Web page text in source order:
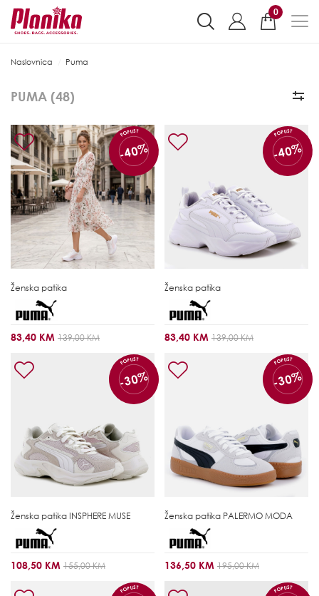
0
Naslovnica Puma
PUMA (48)
POPUST
-40%
Ženska patika
83,40 KM 139,00 KM
POPUST
-40%
Ženska patika
83,40 KM 139,00 KM
POPUST
-30%
Ženska patika INSPHERE MUSE
108,50 KM 155,00 KM
POPUST
-30%
Ženska patika PALERMO MODA
136,50 KM 195,00 KM
POPUST POPUST